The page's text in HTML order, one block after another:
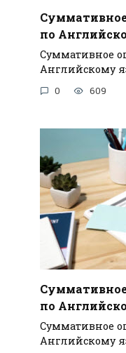
по
Суммативное
Английскому
0 609
по
Суммативное
Английскому